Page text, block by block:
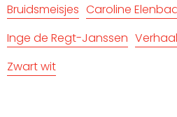
Bruidsmeisjes Caroline
Inge de Regt-Janssen
Zwart wit